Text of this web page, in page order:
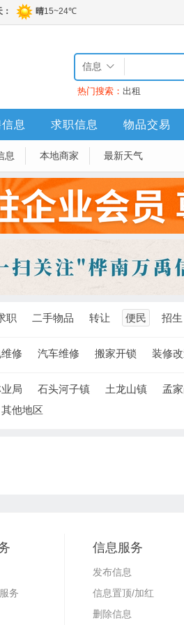
信息
热门搜索： 出租
息 求职信息 物品交易
息 本地商家 最新天气
职 二手物品 转让 便民 招生
修 汽车维修 搬家开锁 装修
局 石头河子镇 土龙山镇 孟
其他地区
务
信息服务
发布信息
信息置顶/加红
删除信息